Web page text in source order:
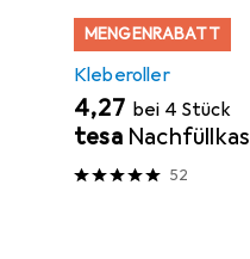
MENGENRABATT
Kleberoller
EUR
4,27 bei 4 Stück
tesa
52